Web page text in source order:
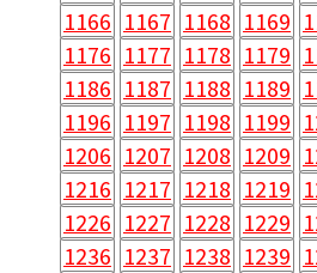
1166 1167 1168 1169
1176 1177 1178 1179
1186 1187 1188 1189
1196 1197 1198 1199
1206 1207 1208 1209
1216 1217 1218 1219
1226 1227 1228 1229
1236 1237 1238 1239